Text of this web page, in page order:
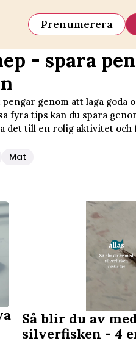
Prenumerera
- spara
pengar genom att laga goda
fyra tips kan du spara
det till en rolig aktivitet och
Mat
Så blir du av
silverfisken - 4